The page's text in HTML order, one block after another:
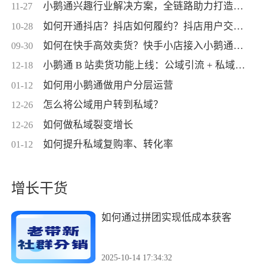
11-27 小鹅通兴趣行业解决方案，全链路助力打造高活跃用户生态！
10-28 如何开通抖店？抖店如何履约？抖店用户交付？抖店如何变现？
09-30 如何在快手高效卖货？快手小店接入小鹅通，转化率直线up！
12-18 小鹅通 B 站卖货功能上线：公域引流 + 私域交付闭环，助力商家高效变现！
01-12 如何用小鹅通做用户分层运营
12-26 怎么将公域用户转到私域？
12-26 如何做私域裂变增长
01-12 如何提升私域复购率、转化率
增长干货
如何通过拼团实现低成本获客
2025-10-14 17:34:32